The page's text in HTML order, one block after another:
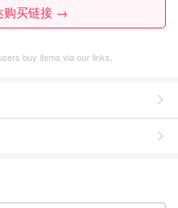
购买链接 →
buy items via our links.